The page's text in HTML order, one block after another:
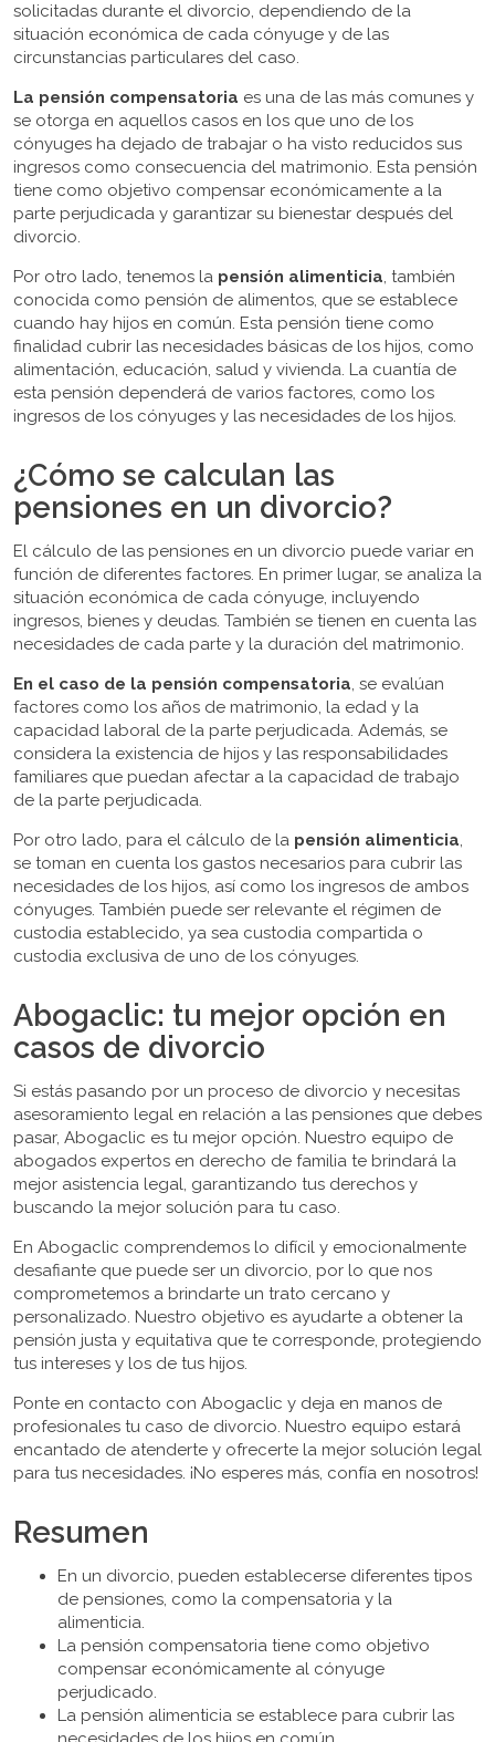
solicitadas durante el divorcio, dependiendo de la
situación económica de cada cónyuge y de las
circunstancias particulares del caso.
La pensión compensatoria es una de las más comunes y
se otorga en aquellos casos en los que uno de los
cónyuges ha dejado de trabajar o ha visto reducidos sus
ingresos como consecuencia del matrimonio. Esta pensión
tiene como objetivo compensar económicamente a la
parte perjudicada y garantizar su bienestar después del
divorcio.
Por otro lado, tenemos la pensión alimenticia, también
conocida como pensión de alimentos, que se establece
cuando hay hijos en común. Esta pensión tiene como
finalidad cubrir las necesidades básicas de los hijos, como
alimentación, educación, salud y vivienda. La cuantía de
esta pensión dependerá de varios factores, como los
ingresos de los cónyuges y las necesidades de los hijos.
¿Cómo se calculan las
pensiones en un divorcio?
El cálculo de las pensiones en un divorcio puede variar en
función de diferentes factores. En primer lugar, se analiza la
situación económica de cada cónyuge, incluyendo
ingresos, bienes y deudas. También se tienen en cuenta las
necesidades de cada parte y la duración del matrimonio.
En el caso de la pensión compensatoria, se evalúan
factores como los años de matrimonio, la edad y la
capacidad laboral de la parte perjudicada. Además, se
considera la existencia de hijos y las responsabilidades
familiares que puedan afectar a la capacidad de trabajo
de la parte perjudicada.
Por otro lado, para el cálculo de la pensión alimenticia,
se toman en cuenta los gastos necesarios para cubrir las
necesidades de los hijos, así como los ingresos de ambos
cónyuges. También puede ser relevante el régimen de
custodia establecido, ya sea custodia compartida o
custodia exclusiva de uno de los cónyuges.
Abogaclic: tu mejor opción en
casos de divorcio
Si estás pasando por un proceso de divorcio y necesitas
asesoramiento legal en relación a las pensiones que debes
pasar, Abogaclic es tu mejor opción. Nuestro equipo de
abogados expertos en derecho de familia te brindará la
mejor asistencia legal, garantizando tus derechos y
buscando la mejor solución para tu caso.
En Abogaclic comprendemos lo difícil y emocionalmente
desafiante que puede ser un divorcio, por lo que nos
comprometemos a brindarte un trato cercano y
personalizado. Nuestro objetivo es ayudarte a obtener la
pensión justa y equitativa que te corresponde, protegiendo
tus intereses y los de tus hijos.
Ponte en contacto con Abogaclic y deja en manos de
profesionales tu caso de divorcio. Nuestro equipo estará
encantado de atenderte y ofrecerte la mejor solución legal
para tus necesidades. ¡No esperes más, confía en nosotros!
Resumen
En un divorcio, pueden establecerse diferentes tipos
de pensiones, como la compensatoria y la
alimenticia.
La pensión compensatoria tiene como objetivo
compensar económicamente al cónyuge
perjudicado.
La pensión alimenticia se establece para cubrir las